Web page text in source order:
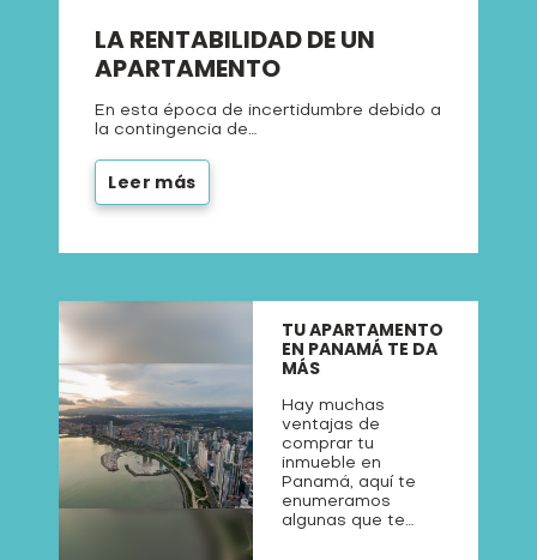
LA RENTABILIDAD DE UN
APARTAMENTO
En esta época de incertidumbre debido a
la contingencia de…
Leer más
TU APARTAMENTO
EN PANAMÁ TE DA
MÁS
Hay muchas
ventajas de
comprar tu
inmueble en
Panamá, aquí te
enumeramos
algunas que te…